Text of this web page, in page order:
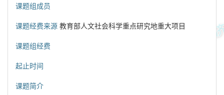
课题组成员
课题经费来源 教育部人文社会科学重点研究地重大项目
课题组经费
起止时间
课题简介